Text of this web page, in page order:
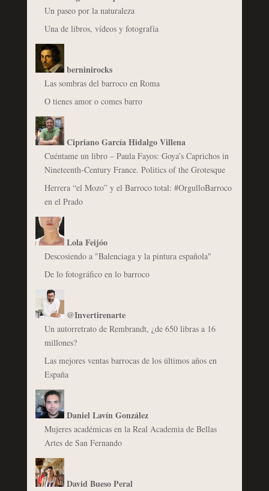
Un paseo por la naturaleza
Una de libros, vídeos y fotografía
berninirocks
Las sombras del barroco en Roma
O tienes amor o comes barro
Cipriano García Hidalgo Villena
Cuéntame un libro – Paula Fayos: Goya’s Caprichos in
Nineteenth-Century France. Politics of the Grotesque
Herrera “el Mozo” y el Barroco total: #OrgulloBarroco
en el Prado
Lola Feijóo
Descosiendo a "Balenciaga y la pintura española"
De lo fotográfico en lo barroco
@Invertirenarte
Un autorretrato de Rembrandt, ¿de 650 libras a 16
millones?
Las mejores ventas barrocas de los últimos años en
España
Daniel Lavín González
Mujeres académicas en la Real Academia de Bellas
Artes de San Fernando
David Bueso Peral